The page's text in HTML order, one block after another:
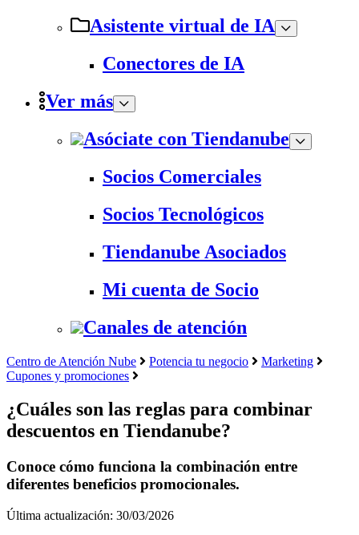
Asistente virtual de IA
Conectores de IA
Ver más
Asóciate con Tiendanube
Socios Comerciales
Socios Tecnológicos
Tiendanube Asociados
Mi cuenta de Socio
Canales de atención
Centro de Atención Nube Potencia tu negocio
Marketing
Cupones y promociones
¿Cuáles son las reglas para combinar
descuentos en Tiendanube?
Conoce cómo funciona la combinación entre
diferentes beneficios promocionales.
Última actualización: 30/03/2026